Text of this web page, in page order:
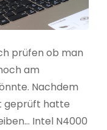
prüfen ob man
am
Nachdem
geprüft hatte
Intel N4000